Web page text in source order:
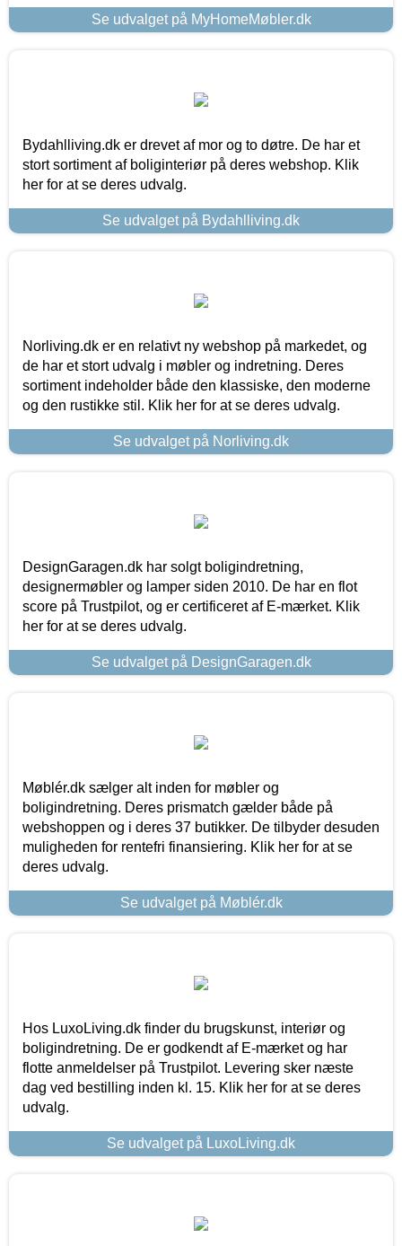
Se udvalget på MyHomeMøbler.dk
Bydahlliving.dk er drevet af mor og to døtre. De har et
stort sortiment af boliginteriør på deres webshop. Klik
her for at se deres udvalg.
Se udvalget på Bydahlliving.dk
Norliving.dk er en relativt ny webshop på markedet, og
de har et stort udvalg i møbler og indretning. Deres
sortiment indeholder både den klassiske, den moderne
og den rustikke stil. Klik her for at se deres udvalg.
Se udvalget på Norliving.dk
DesignGaragen.dk har solgt boligindretning,
designermøbler og lamper siden 2010. De har en flot
score på Trustpilot, og er certificeret af E-mærket. Klik
her for at se deres udvalg.
Se udvalget på DesignGaragen.dk
Møblér.dk sælger alt inden for møbler og
boligindretning. Deres prismatch gælder både på
webshoppen og i deres 37 butikker. De tilbyder desuden
muligheden for rentefri finansiering. Klik her for at se
deres udvalg.
Se udvalget på Møblér.dk
Hos LuxoLiving.dk finder du brugskunst, interiør og
boligindretning. De er godkendt af E-mærket og har
flotte anmeldelser på Trustpilot. Levering sker næste
dag ved bestilling inden kl. 15. Klik her for at se deres
udvalg.
Se udvalget på LuxoLiving.dk